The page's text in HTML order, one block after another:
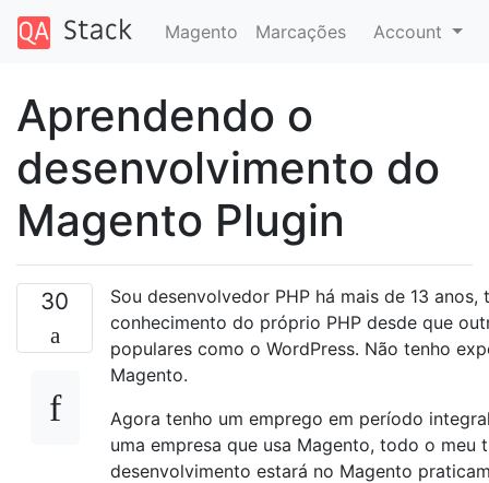
Magento Marcações Account
Aprendendo o
desenvolvimento do
Magento Plugin
30
Sou desenvolvedor PHP há mais de 13 anos,
conhecimento do próprio PHP desde que
populares como o WordPress. Não tenho
Magento.
Agora tenho um emprego em período
uma empresa que usa Magento, todo o meu
desenvolvimento estará no Magento